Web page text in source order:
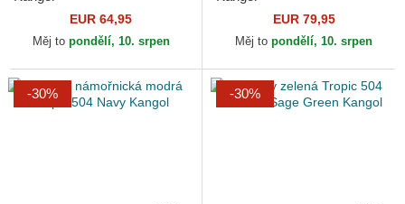
EUR 64,95
Měj to pondělí, 10. srpen
EUR 79,95
Měj to pondělí, 10. srpen
-30% -30%